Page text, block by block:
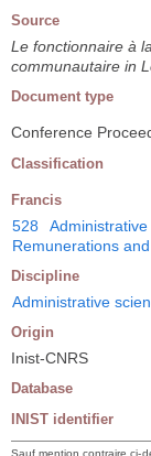
Source
Le fonctionnaire à
communautaire in
Document type
Conference
Classification
Francis
528
Remunerations
Discipline
Administrative
Origin
Inist-CNRS
Database
INIST identifier
Sauf mention contraire ci-